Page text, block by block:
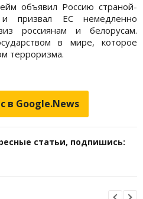
объявил Россию страной-
и призвал ЕС немедленно
россиянам и белорусам.
в мире, которое
терроризма.
в Google.News
статьи, подпишись: